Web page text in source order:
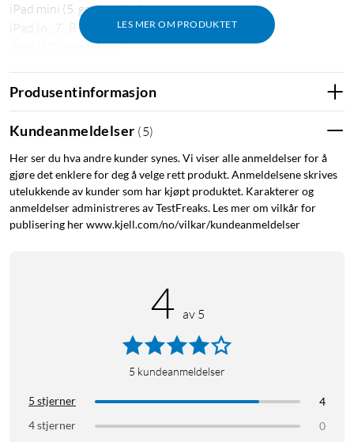
LES MER OM PRODUKTET
iPad mini (5. generasjon)
iPad (6., 7., 8. og 9. generasjon)
iPad (10. generasjon)*
*Krever USB-C til Apple Pencil-adapter for parkobling og
lading med iPad (10. generasjon).
Apple Pencil (gen 1)
USB-C til Apple Pencil-adapter
Lightning-adapter
En ekstra spiss
Produsentinformasjon
Kundeanmeldelser (5)
Her ser du hva andre kunder synes. Vi viser alle anmeldelser for å
gjøre det enklere for deg å velge rett produkt. Anmeldelsene skrives
utelukkende av kunder som har kjøpt produktet. Karakterer og
anmeldelser administreres av TestFreaks. Les mer om vilkår for
publisering her www.kjell.com/no/vilkar/kundeanmeldelser
4 av 5
5 kundeanmeldelser
5 stjerner
4
4 stjerner
0